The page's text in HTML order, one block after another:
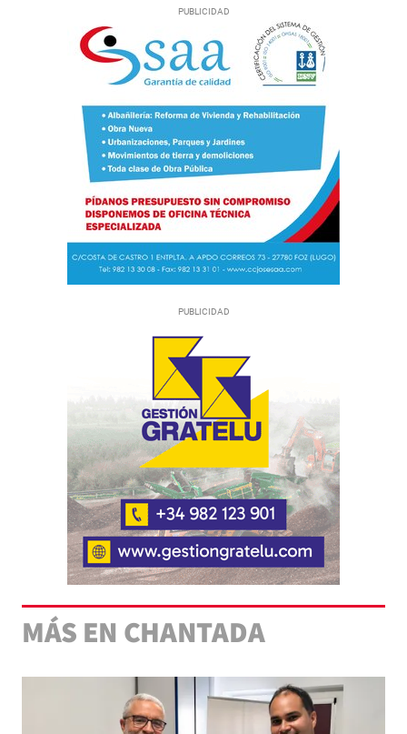
MÁS EN CHANTADA